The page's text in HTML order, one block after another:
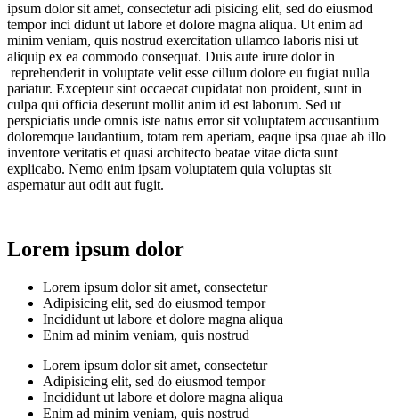
ipsum dolor sit amet, consectetur adi pisicing elit, sed do eiusmod
tempor inci didunt ut labore et dolore magna aliqua. Ut enim ad
minim veniam, quis nostrud exercitation ullamco laboris nisi ut
aliquip ex ea commodo consequat. Duis aute irure dolor in
reprehenderit in voluptate velit esse cillum dolore eu fugiat nulla
pariatur. Excepteur sint occaecat cupidatat non proident, sunt in
culpa qui officia deserunt mollit anim id est laborum. Sed ut
perspiciatis unde omnis iste natus error sit voluptatem accusantium
doloremque laudantium, totam rem aperiam, eaque ipsa quae ab illo
inventore veritatis et quasi architecto beatae vitae dicta sunt
explicabo. Nemo enim ipsam voluptatem quia voluptas sit
aspernatur aut odit aut fugit.
Lorem ipsum dolor
Lorem ipsum dolor sit amet, consectetur
Adipisicing elit, sed do eiusmod tempor
Incididunt ut labore et dolore magna aliqua
Enim ad minim veniam, quis nostrud
Lorem ipsum dolor sit amet, consectetur
Adipisicing elit, sed do eiusmod tempor
Incididunt ut labore et dolore magna aliqua
Enim ad minim veniam, quis nostrud